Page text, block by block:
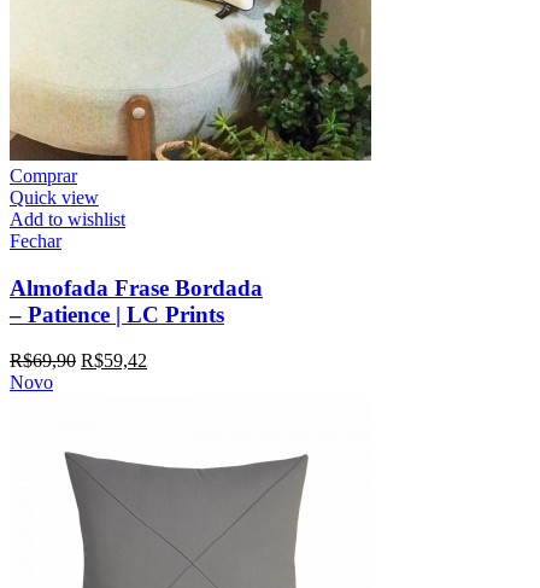
Comprar
Quick view
Add to wishlist
Fechar
Almofada Frase Bordada
– Patience | LC Prints
R$69,90 R$59,42
Novo